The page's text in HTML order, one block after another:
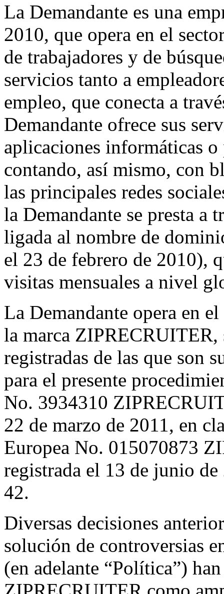
La Demandante es una
2010, que opera en el
de trabajadores y de
servicios tanto a
empleo, que conecta a
Demandante ofrece sus
aplicaciones informáticas
contando, así mismo, con
las principales redes
la Demandante se presta a
ligada al nombre de
el 23 de febrero de 2010),
visitas mensuales a nivel
La Demandante opera en
la marca ZIPRECRUITER,
registradas de las que son
para el presente
No. 3934310
22 de marzo de 2011, en
Europea No. 015070873
registrada el 13 de junio
42.
Diversas decisiones
solución de controversias
(en adelante “Política”)